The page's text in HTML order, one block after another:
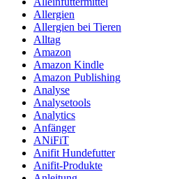
Allergien
Allergien bei Tieren
Alltag
Amazon
Amazon Kindle
Amazon Publishing
Analyse
Analysetools
Analytics
Anfänger
ANiFiT
Anifit Hundefutter
Anifit-Produkte